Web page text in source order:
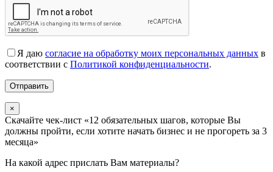
Я даю согласие на обработку моих персональных данных в
соответствии с Политикой конфиденциальности.
×
Скачайте чек-лист «12 обязательных шагов, которые Вы
должны пройти, если хотите начать бизнес и не прогореть за 3
месяца»
На какой адрес прислать Вам материалы?